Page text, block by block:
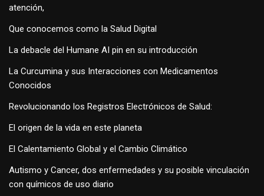
atención,
Que conocemos como la Salud Digital
La debacle del Humane AI pin en su introducción
La Curcumina y sus Interacciones con Medicamentos
Conocidos
Revolucionando los Registros Electrónicos de Salud:
El origen de la vida en este planeta
El Calentamiento Global y el Cambio Climático
Autismo y Cancer, dos enfermedades y su posible vinculación
con químicos de uso diario